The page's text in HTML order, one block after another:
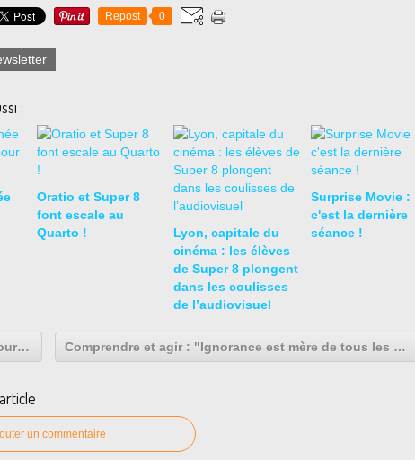
Repost 0
:
Oratio et Super 8
font escale au
Quarto !
Lyon, capitale du
cinéma : les élèves
de Super 8 plongent
dans les coulisses
de l’audiovisuel
Surprise Movie :
c'est la dernière
séance !
Un manga pour Noël ? Comprendre et agir : "Ignorance est mère de tous les maux" (Rabelais)
un commentaire